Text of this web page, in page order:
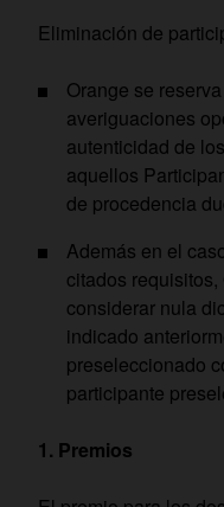
Eliminación de
Orange se
averiguaciones
autenticidad de
aquellos
de procedencia
Además en el
citados
considerar nula
indicado
preseleccionado
participante
Premios